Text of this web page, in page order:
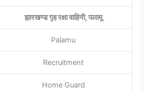
झारखण्ड गृह रक्षा वाहिनी, पलामू
Palamu
Recruitment
Home Guard